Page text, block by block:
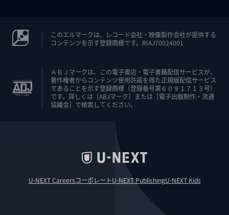
このエルマークは、レコード会社・映像製作会社が提供する
コンテンツを示す登録商標です。RIAJ70024001
ＡＢＪマークは、この電子書店・電子書籍配信サービスが、
著作権者からコンテンツ使用許諾を得た正規版配信サービス
であることを示す登録商標（登録番号第６０９１７１３号）
です。詳しくは［ABJマーク］または［電子出版制作・流通
協議会］で検索してください。
U-NEXT CareersコーポレートU-NEXT PublishingU-NEXT Kids